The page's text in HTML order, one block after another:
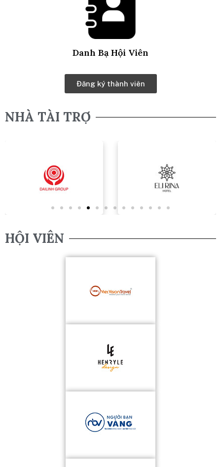
Danh Bạ Hội Viên
Đăng ký thành viên
NHÀ TÀI TRỢ
HỘI VIÊN